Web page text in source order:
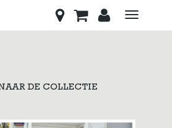
Toggle
DE COLLECTIE